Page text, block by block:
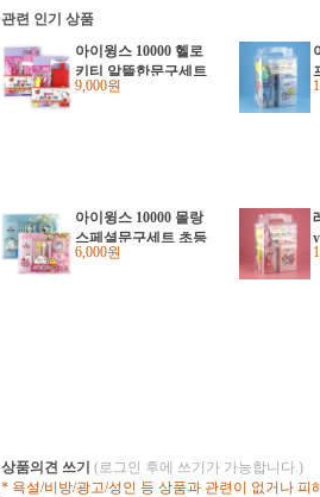
관련 인기 상품
아이윙스 10000 헬로
키티 알뜰한문구세트
학용품세트 어린이날
9,000원
아이윙스 10000 몰랑
스페셜문구세트 초등
학교입학선물 유치원
6,000원
상품의견 쓰기 (로그인 후에 쓰기가 가능합니다.)
* 욕설/비방/광고/성인 등 상품과 관련이 없거나